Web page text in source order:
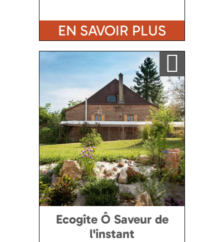
EN SAVOIR PLUS
Ajouter a ma sélection
Ecogîte Ô Saveur de
l'instant